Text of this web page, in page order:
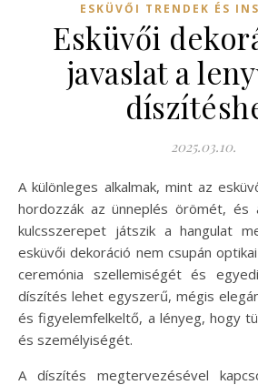
ESKÜVŐI TRENDEK ÉS
Esküvői
javaslat a
2025.03.10.
A különleges alkalmak, mint az esküvők, mindig magukban
hordozzák az ünneplés örömét, és
kulcsszerepet játszik a hangulat
esküvői dekoráció nem csupán
ceremónia szellemiségét és
díszítés lehet egyszerű, mégis
és figyelemfelkeltő, a lényeg, hogy
és személyiségét.
A díszítés megtervezésével